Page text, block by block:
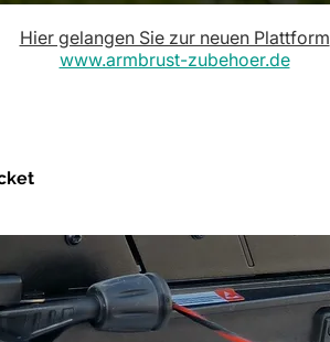
Hier gelangen Sie zur neuen Plattform
www.armbrust-zubehoer.de